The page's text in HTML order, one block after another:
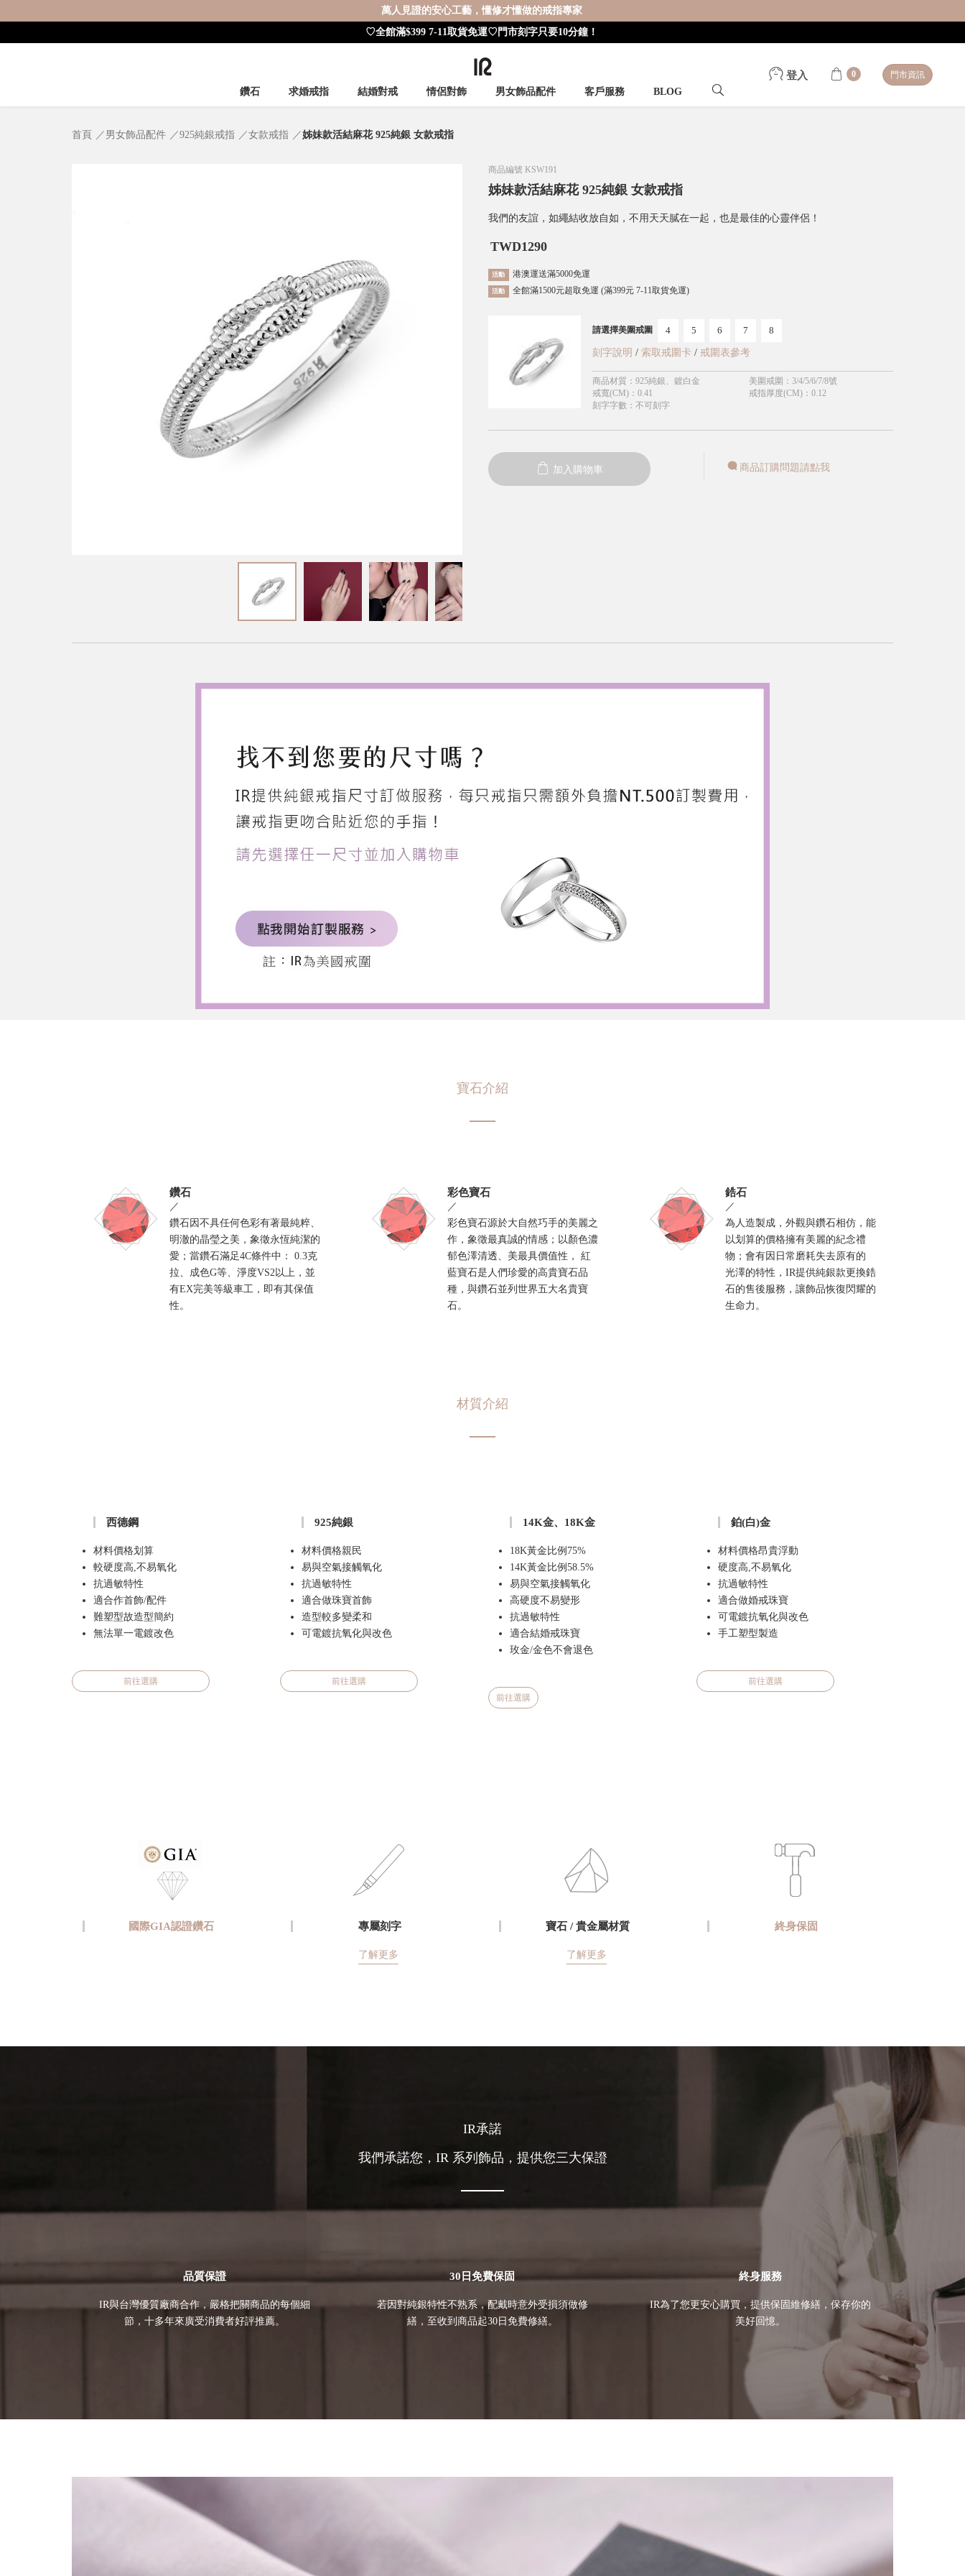
萬人見證的安心工藝，懂修才懂做的戒指專家
♡全館滿$399 7-11取貨免運♡門市刻字只要10分鐘！
鑽石 求婚戒指 結婚對戒 情侶對飾 男女飾品配件 客戶服務 BLOG
登入 0 門市資訊
首頁 男女飾品配件 925純銀戒指 女款戒指 姊妹款活結麻花 925純銀 女款戒指
商品編號 KSW191
姊妹款活結麻花 925純銀 女款戒指
我們的友誼，如繩結收放自如，不用天天膩在一起，也是最佳的心靈伴侶！
TWD1290
活動 港澳運送滿5000免運
活動 全館滿1500元超取免運 (滿399元 7-11取貨免運)
請選擇美圍戒圍 4 5 6 7 8
刻字說明 / 索取戒圍卡 / 戒圍表參考
商品材質 ： 925純銀、鍍白金 美圍戒圍 ： 3/4/5/6/7/8號
戒寬(CM) ： 0.41 戒指厚度(CM)： 0.12
刻字字數 ： 不可刻字
加入購物車 商品訂購問題請點我
寶石介紹
鑽石
／
鑽石因不具任何色彩有著最純粹、
明澈的晶瑩之美，象徵永恆純潔的
愛；當鑽石滿足4C條件中： 0.3克
拉、成色G等、淨度VS2以上，並
有EX完美等級車工，即有其保值
性。
彩色寶石
／
彩色寶石源於大自然巧手的美麗之
作，象徵最真誠的情感；以顏色濃
郁色澤清透、美最具價值性， 紅
藍寶石是人們珍愛的高貴寶石品
種，與鑽石並列世界五大名貴寶
石。
鋯石
／
為人造製成，外觀與鑽石相仿，能
以划算的價格擁有美麗的紀念禮
物；會有因日常磨耗失去原有的
光澤的特性，IR提供純銀款更換鋯
石的售後服務，讓飾品恢復閃耀的
生命力。
材質介紹
西德鋼
材料價格划算
較硬度高,不易氧化
抗過敏特性
適合作首飾/配件
難塑型故造型簡約
無法單一電鍍改色
前往選購
925純銀
材料價格親民
易與空氣接觸氧化
抗過敏特性
適合做珠寶首飾
造型較多變柔和
可電鍍抗氧化與改色
前往選購
14K金、18K金
18K黃金比例75%
14K黃金比例58.5%
易與空氣接觸氧化
高硬度不易變形
抗過敏特性
適合結婚戒珠寶
玫金/金色不會退色
前往選購
鉑(白)金
材料價格昂貴浮動
硬度高,不易氧化
抗過敏特性
適合做婚戒珠寶
可電鍍抗氧化與改色
手工塑型製造
前往選購
國際GIA認證鑽石 專屬刻字
了解更多
寶石 / 貴金屬材質
了解更多
終身保固
IR承諾
我們承諾您，IR 系列飾品，提供您三大保證
品質保證
IR與台灣優質廠商合作，嚴格把關商品的每個細
節，十多年來廣受消費者好評推薦。
30日免費保固
若因對純銀特性不熟系，配戴時意外受損須做修
繕，至收到商品起30日免費修繕。
終身服務
IR為了您更安心購買，提供保固維修繕，保存你的
美好回憶。